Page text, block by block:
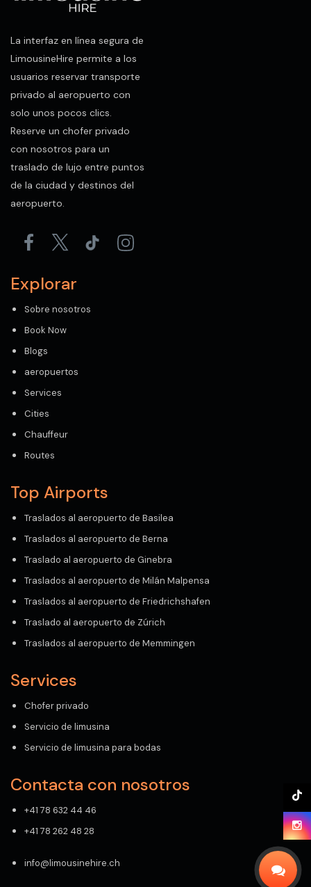
La interfaz en línea segura de
LimousineHire permite a los
usuarios reservar transporte
privado al aeropuerto con
solo unos pocos clics.
Reserve un chofer privado
con nosotros para un
traslado de lujo entre puntos
de la ciudad y destinos del
aeropuerto.
Explorar
Sobre nosotros
Book Now
Blogs
aeropuertos
Services
Cities
Chauffeur
Routes
Top Airports
Traslados al aeropuerto de Basilea
Traslados al aeropuerto de Berna
Traslado al aeropuerto de Ginebra
Traslados al aeropuerto de Milán Malpensa
Traslados al aeropuerto de Friedrichshafen
Traslado al aeropuerto de Zúrich
Traslados al aeropuerto de Memmingen
Services
Chofer privado
Servicio de limusina
Servicio de limusina para bodas
Contacta con nosotros
+41 78 632 44 46
+41 78 262 48 28
info@limousinehire.ch